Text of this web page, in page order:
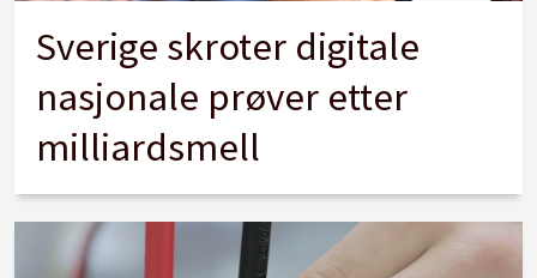
Sverige skroter digitale
nasjonale prøver etter
milliardsmell